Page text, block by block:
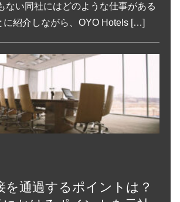
ない同社にはどのような仕事がある
に紹介しながら、OYO Hotels […]
を通過するポイントは？